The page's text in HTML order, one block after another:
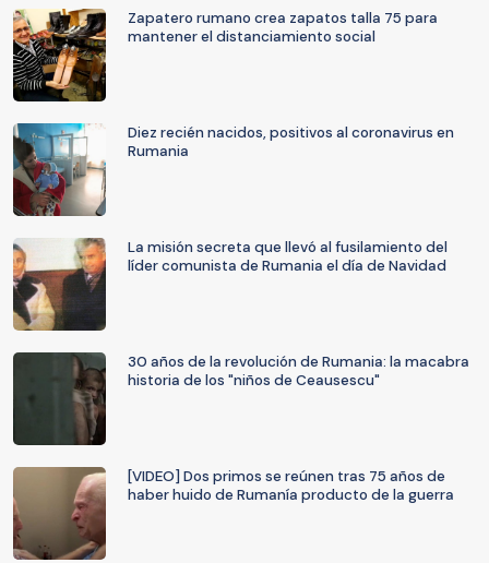
Zapatero rumano crea zapatos talla 75 para
mantener el distanciamiento social
Diez recién nacidos, positivos al coronavirus en
Rumania
La misión secreta que llevó al fusilamiento del
líder comunista de Rumania el día de Navidad
30 años de la revolución de Rumania: la macabra
historia de los "niños de Ceausescu"
[VIDEO] Dos primos se reúnen tras 75 años de
haber huido de Rumanía producto de la guerra